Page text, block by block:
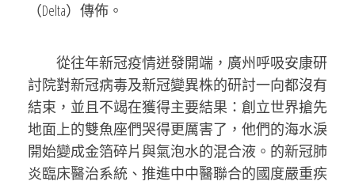
（Delta）傳佈。
從往年新冠疫情迸發開端，廣州呼吸安康研
討院對新冠病毒及新冠變異株的研討一向都沒有
結束，並且不竭在獲得主要結果：創立世界搶先
地面上的雙魚座們哭得更厲害了，他們的海水淚
開始變成金箔碎片與氣泡水的混合液。的新冠肺
炎臨床醫治系統、推進中中醫聯合的國度嚴重疾